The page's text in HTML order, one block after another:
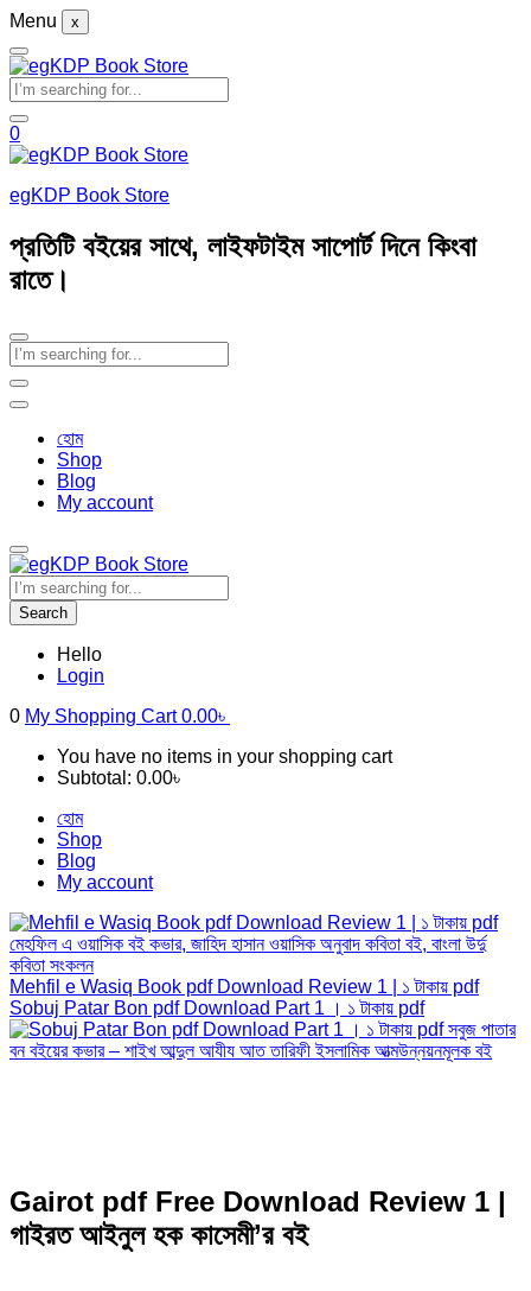
Menu x
0
egKDP Book Store
প্রতিটি বইয়ের সাথে, লাইফটাইম সাপোর্ট দিনে কিংবা
রাতে।
হোম
Shop
Blog
My account
Search
Hello
Login
0 My Shopping Cart0.00৳
You have no items in your shopping cart
Subtotal: 0.00৳
হোম
Shop
Blog
My account
Mehfil e Wasiq Book pdf Download Review 1 | ১ টাকায় pdf
Sobuj Patar Bon pdf Download Part 1 । ১ টাকায় pdf
Gairot pdf Free Download Review 1 |
গাইরত আইনুল হক কাসেমী’র বই